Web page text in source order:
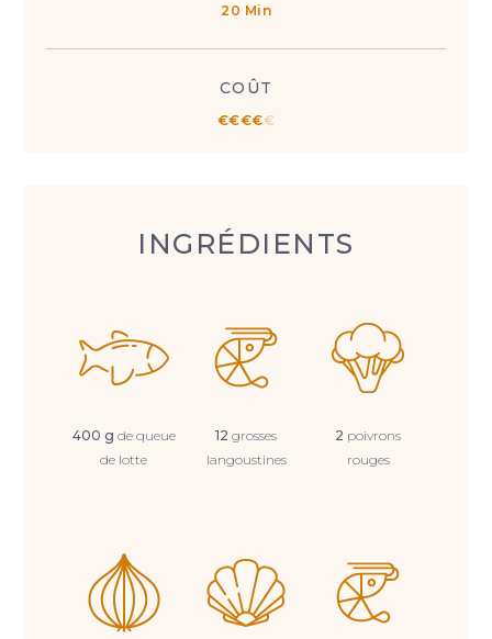
20 Min
COÛT
€€€€€
INGRÉDIENTS
400 g de queue
de lotte
12 grosses
langoustines
2 poivrons
rouges